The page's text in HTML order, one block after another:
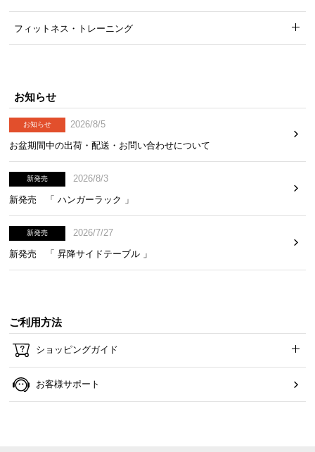
フィットネス・トレーニング
お知らせ
お知らせ
2026/8/5
お盆期間中の出荷・配送・お問い合わせについて
新発売
2026/8/3
新発売 「 ハンガーラック 」
新発売
2026/7/27
新発売 「 昇降サイドテーブル 」
ご利用方法
ショッピングガイド
お客様サポート